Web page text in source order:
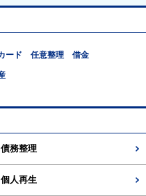
ード 任意整理 借金
債務整理
個人再生